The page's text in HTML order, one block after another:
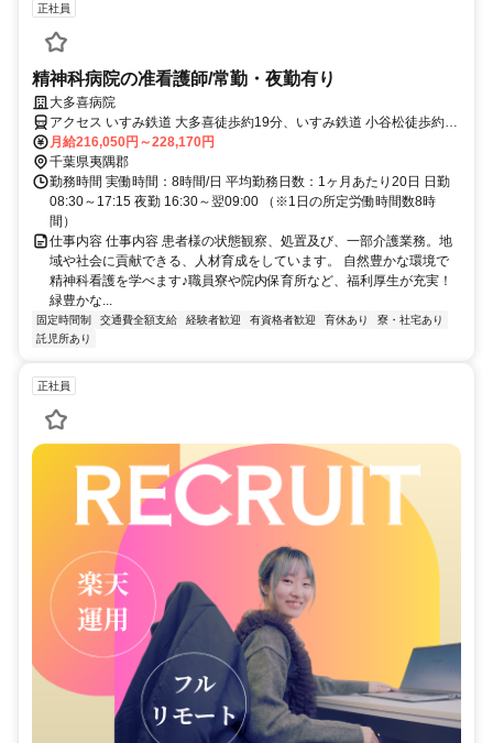
正社員
精神科病院の准看護師/常勤・夜勤有り
大多喜病院
アクセス いすみ鉄道 大多喜徒歩約19分、いすみ鉄道 小谷松徒歩約22
分、いすみ鉄道 城見ヶ丘徒歩約34分
月給216,050円～228,170円
千葉県夷隅郡
勤務時間 実働時間：8時間/日 平均勤務日数：1ヶ月あたり20日 日勤
08:30～17:15 夜勤 16:30～翌09:00 （※1日の所定労働時間数8時
間）
仕事内容 仕事内容 患者様の状態観察、処置及び、一部介護業務。地
域や社会に貢献できる、人材育成をしています。 自然豊かな環境で
精神科看護を学べます♪職員寮や院内保育所など、福利厚生が充実！
緑豊かな...
固定時間制 交通費全額支給 経験者歓迎 有資格者歓迎 育休あり
寮・社宅あり
託児所あり
正社員